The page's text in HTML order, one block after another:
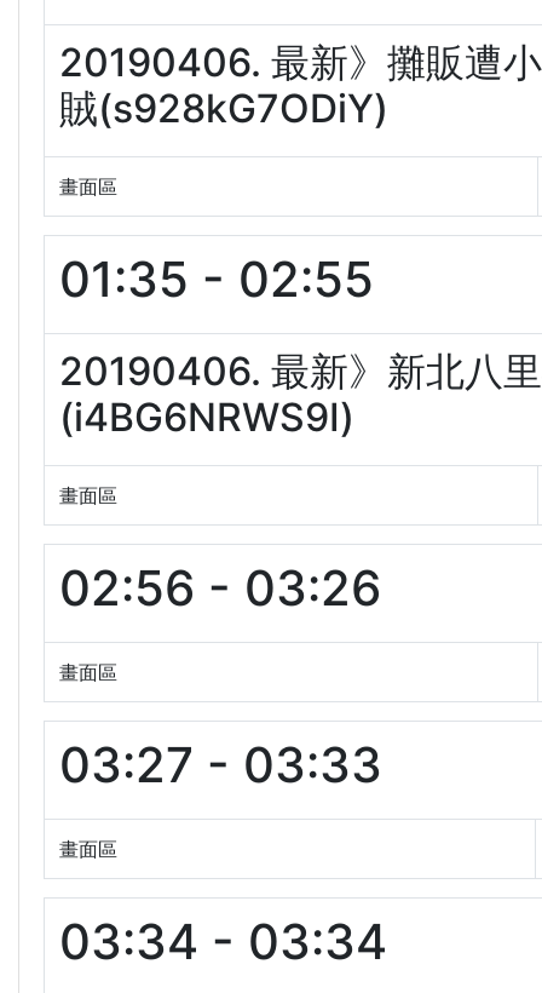
20190406. 最新》攤販遭
賊(s928kG7ODiY)
畫面區
01:35 - 02:55
20190406. 最新》新北八
(i4BG6NRWS9I)
畫面區
02:56 - 03:26
畫面區
03:27 - 03:33
畫面區
03:34 - 03:34